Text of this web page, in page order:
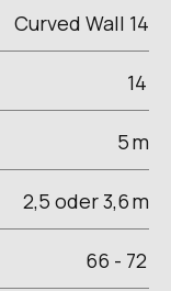
Curved Wall 14
14
5m
2,5 oder 3,6m
66 - 72